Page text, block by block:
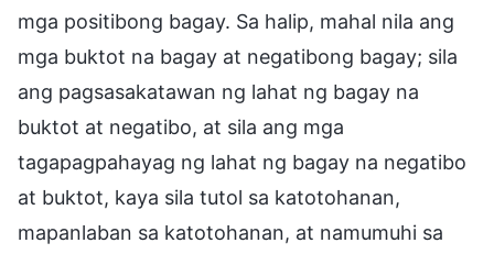
mga positibong bagay. Sa halip, mahal nila ang
mga buktot na bagay at negatibong bagay; sila
ang pagsasakatawan ng lahat ng bagay na
buktot at negatibo, at sila ang mga
tagapagpahayag ng lahat ng bagay na negatibo
at buktot, kaya sila tutol sa katotohanan,
mapanlaban sa katotohanan, at namumuhi sa